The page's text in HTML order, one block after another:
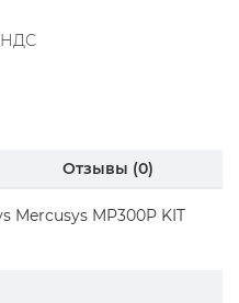
НДС
Отзывы (0)
Mercusys MP300P KIT